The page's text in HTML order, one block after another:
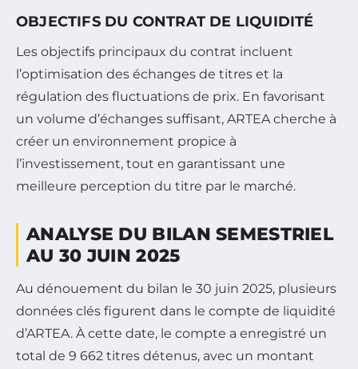
OBJECTIFS DU CONTRAT DE LIQUIDITÉ
Les objectifs principaux du contrat incluent
l’optimisation des échanges de titres et la
régulation des fluctuations de prix. En favorisant
un volume d’échanges suffisant, ARTEA cherche à
créer un environnement propice à
l’investissement, tout en garantissant une
meilleure perception du titre par le marché.
ANALYSE DU BILAN SEMESTRIEL
AU 30 JUIN 2025
Au dénouement du bilan le 30 juin 2025, plusieurs
données clés figurent dans le compte de liquidité
d’ARTEA. À cette date, le compte a enregistré un
total de 9 662 titres détenus, avec un montant